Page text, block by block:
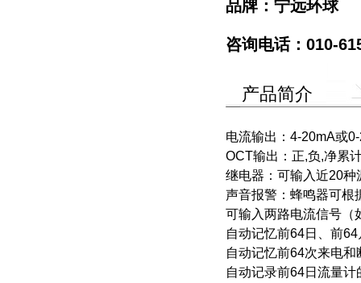
品牌：宁远环球
咨询电话：010-
产品简介
电流输出：4-20mA或
OCT输出：正,负,净累
继电器：可输入近20
声音报警：蜂鸣器可根
可输入两路电流信号（
自动记忆前64日、前
自动记忆前64次来电
自动记录前64日流量